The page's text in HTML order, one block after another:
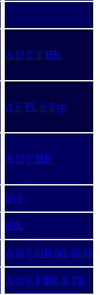
A D E F HR
A F PL S Zyp
A D F HR
D S
IRL
A D F GB NL SLO
A D F I IRL S TR